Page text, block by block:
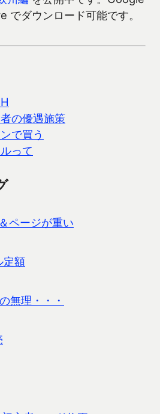
でダウンロード可能です。
の優遇施策
で買う
って
ページが重い
定額
無理・・・